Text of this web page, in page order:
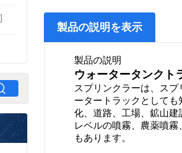
製品の説明を表示
製品の説明
ウォータータンクト
スプリンクラーは、ス
ータートラックとして
化、道路、工場、鉱山
レベルの噴霧、農薬噴
もあります。